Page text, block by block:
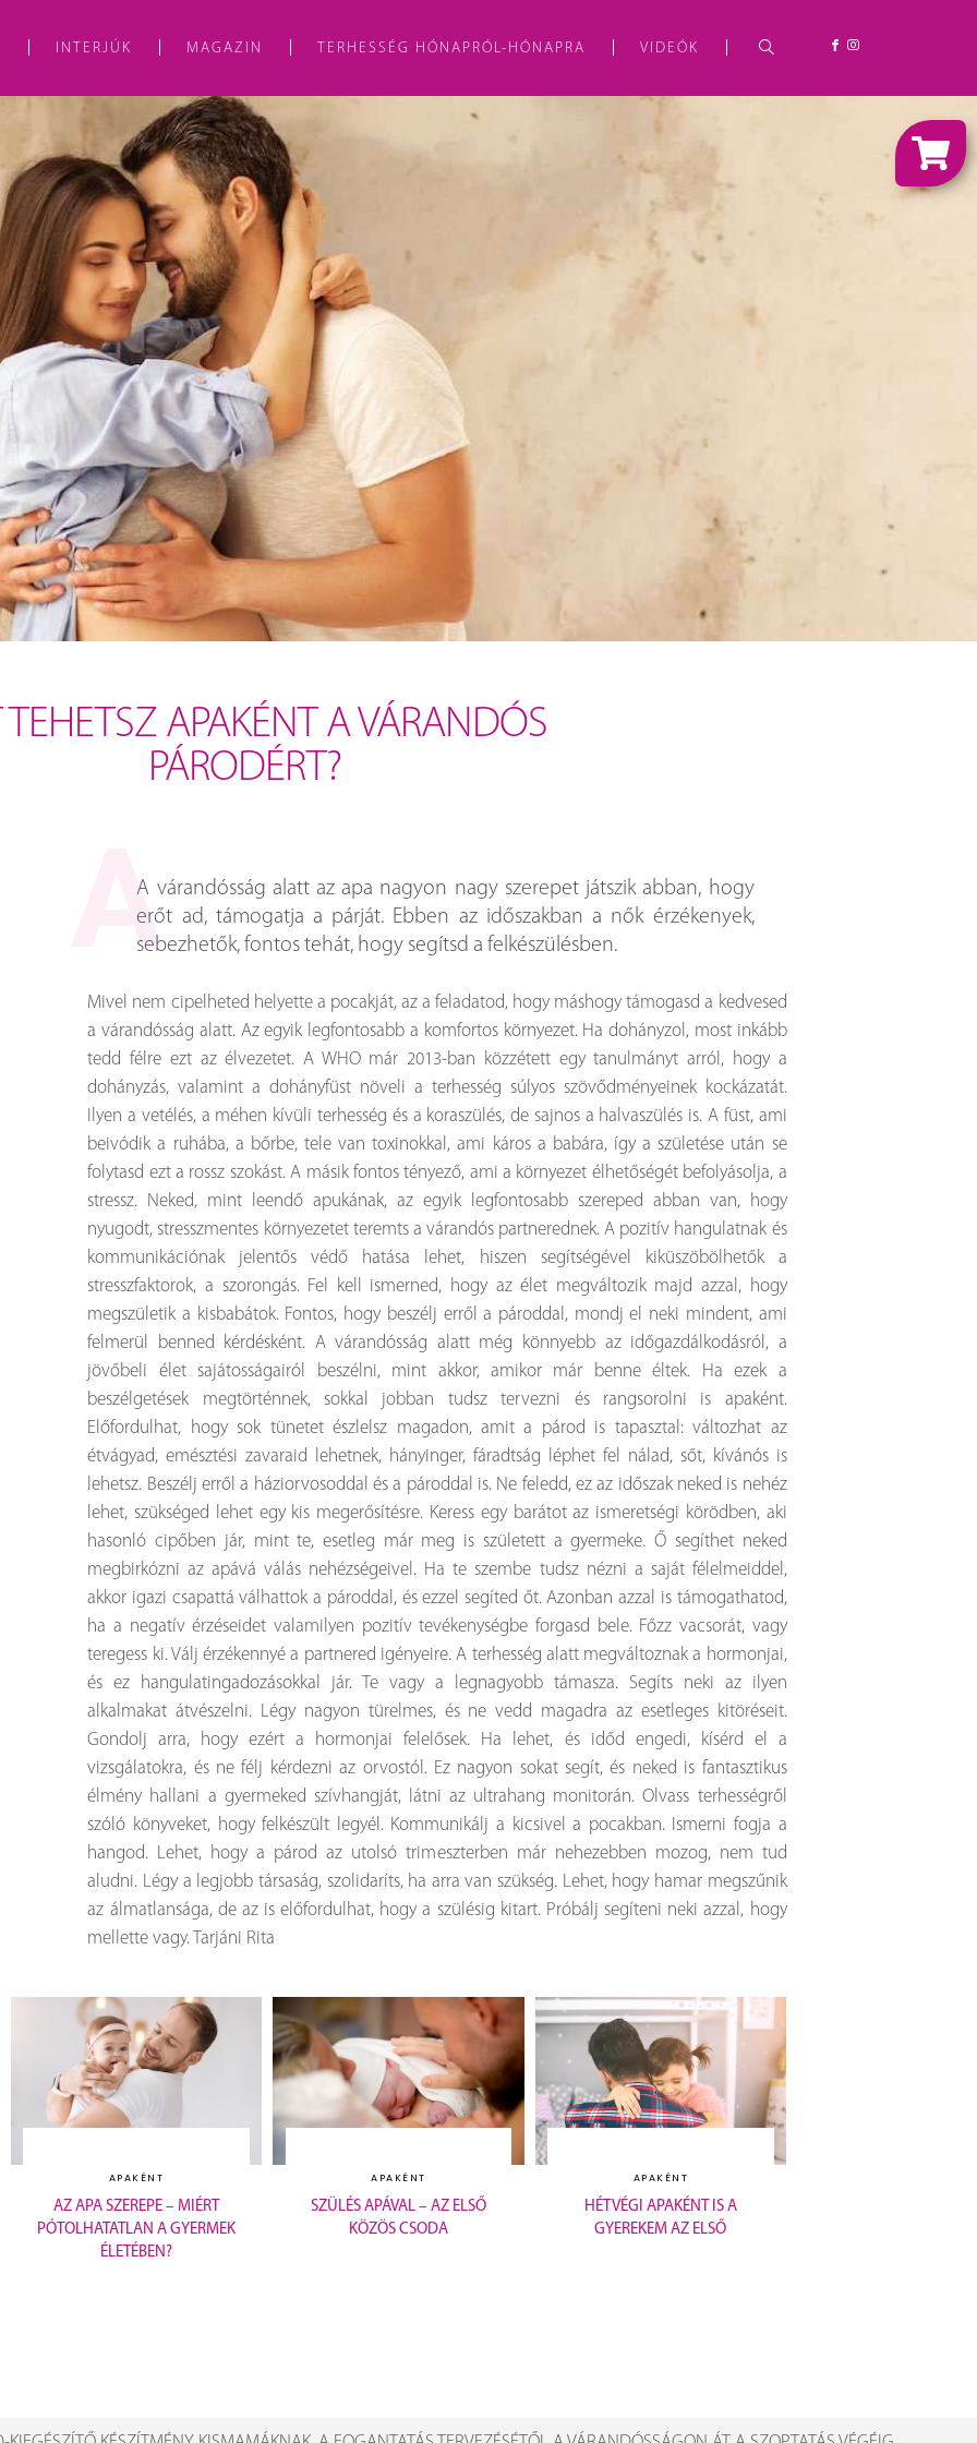
INTERJÚK MAGAZIN TERHESSÉG HÓNAPRÓL-HÓNAPRA VIDEÓK
APAKÉNT A VÁRANDÓS
PÁRODÉRT?
A várandósság alatt az apa nagyon nagy szerepet játszik abban, hogy
erőt ad, támogatja a párját. Ebben az időszakban a nők érzékenyek,
sebezhetők, fontos tehát, hogy segítsd a felkészülésben.
Mivel nem cipelheted helyette a pocakját, az a feladatod, hogy máshogy támogasd a kedvesed
a várandósság alatt. Az egyik legfontosabb a komfortos környezet. Ha dohányzol, most inkább
tedd félre ezt az élvezetet. A WHO már 2013-ban közzétett egy tanulmányt arról, hogy a
dohányzás, valamint a dohányfüst növeli a terhesség súlyos szövődményeinek kockázatát.
Ilyen a vetélés, a méhen kívüli terhesség és a koraszülés, de sajnos a halvaszülés is. A füst, ami
beivódik a ruhába, a bőrbe, tele van toxinokkal, ami káros a babára, így a születése után se
folytasd ezt a rossz szokást.A másik fontos tényező, ami a környezet élhetőségét befolyásolja, a
stressz. Neked, mint leendő apukának, az egyik legfontosabb szereped abban van, hogy
nyugodt, stresszmentes környezetet teremts a várandós partnerednek. A pozitív hangulatnak és
kommunikációnak jelentős védő hatása lehet, hiszen segítségével kiküszöbölhetők a
stresszfaktorok, a szorongás. Fel kell ismerned, hogy az élet megváltozik majd azzal, hogy
megszületik a kisbabátok. Fontos, hogy beszélj erről a pároddal, mondj el neki mindent, ami
felmerül benned kérdésként. A várandósság alatt még könnyebb az időgazdálkodásról, a
jövőbeli élet sajátosságairól beszélni, mint akkor, amikor már benne éltek. Ha ezek a
beszélgetések megtörténnek, sokkal jobban tudsz tervezni és rangsorolni is apaként.
Előfordulhat, hogy sok tünetet észlelsz magadon, amit a párod is tapasztal: változhat az
étvágyad, emésztési zavaraid lehetnek, hányinger, fáradtság léphet fel nálad, sőt, kívánós is
lehetsz. Beszélj erről a háziorvosoddal és a pároddal is. Ne feledd, ez az időszak neked is nehéz
lehet, szükséged lehet egy kis megerősítésre. Keress egy barátot az ismeretségi körödben, aki
hasonló cipőben jár, mint te, esetleg már meg is született a gyermeke. Ő segíthet neked
megbirkózni az apává válás nehézségeivel. Ha te szembe tudsz nézni a saját félelmeiddel,
akkor igazi csapattá válhattok a pároddal, és ezzel segíted őt.Azonban azzal is támogathatod,
ha a negatív érzéseidet valamilyen pozitív tevékenységbe forgasd bele. Főzz vacsorát, vagy
teregess ki. Válj érzékennyé a partnered igényeire. A terhesség alatt megváltoznak a hormonjai,
és ez hangulatingadozásokkal jár. Te vagy a legnagyobb támasza. Segíts neki az ilyen
alkalmakat átvészelni. Légy nagyon türelmes, és ne vedd magadra az esetleges kitöréseit.
Gondolj arra, hogy ezért a hormonjai felelősek. Ha lehet, és időd engedi, kísérd el a
vizsgálatokra, és ne félj kérdezni az orvostól. Ez nagyon sokat segít, és neked is fantasztikus
élmény hallani a gyermeked szívhangját, látni az ultrahang monitorán.Olvass terhességről
szóló könyveket, hogy felkészült legyél. Kommunikálj a kicsivel a pocakban. Ismerni fogja a
hangod. Lehet, hogy a párod az utolsó trimeszterben már nehezebben mozog, nem tud
aludni. Légy a legjobb társaság, szolidaríts, ha arra van szükség. Lehet, hogy hamar megszűnik
az álmatlansága, de az is előfordulhat, hogy a szülésig kitart. Próbálj segíteni neki azzal, hogy
mellette vagy. Tarjáni Rita
APAKÉNT
AZ APA SZEREPE – MIÉRT
PÓTOLHATATLAN A GYERMEK
ÉLETÉBEN?
APAKÉNT
SZÜLÉS APÁVAL – AZ ELSŐ
KÖZÖS CSODA
APAKÉNT
HÉTVÉGI APAKÉNT IS A
GYEREKEM AZ ELSŐ